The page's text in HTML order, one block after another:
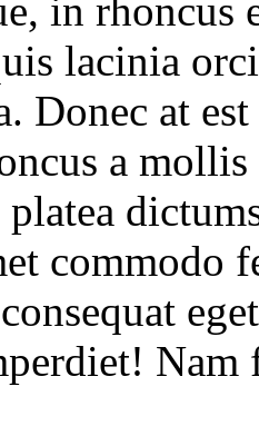
in rhoncus
lacinia
Donec at
a
platea
Nam